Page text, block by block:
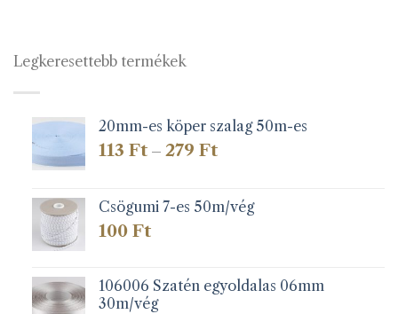
Legkeresettebb termékek
20mm-es köper szalag 50m-es
113 Ft – 279 FtÁrtartomány:
279 Ft
Csögumi 7-es 50m/vég
100 Ft
106006 Szatén egyoldalas 06mm
30m/vég